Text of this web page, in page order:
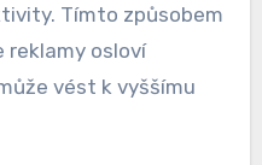
Tímto způsobem
reklamy osloví
vést k vyššímu